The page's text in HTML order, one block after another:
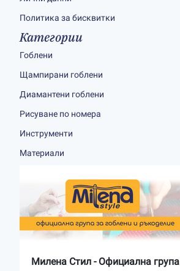
Политика за бисквитки
Категории
Гоблени
Щампирани гоблени
Диамантени гоблени
Рисуване по номера
Инструменти
Материали
Милена Стил - Официална група